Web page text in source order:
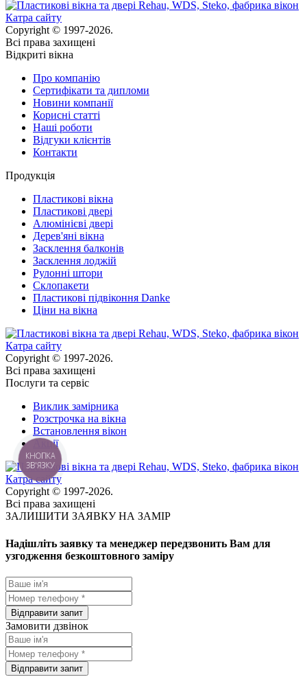
Катра сайту
Copyright © 1997-2026.
Всі права захищені
Відкриті вікна
Про компанію
Сертифікати та дипломи
Новини компанії
Корисні статті
Наші роботи
Відгуки клієнтів
Контакти
Продукція
Пластикові вікна
Пластикові двері
Алюмінієві двері
Дерев'яні вікна
Засклення балконів
Засклення лоджій
Рулонні штори
Склопакети
Пластикові підвіконня Danke
Ціни на вікна
Катра сайту
Copyright © 1997-2026.
Всі права захищені
Послуги та сервіс
Виклик замірника
Розстрочка на вікна
Встановлення вікон
Акції
Катра сайту
Copyright © 1997-2026.
Всі права захищені
ЗАЛИШИТИ ЗАЯВКУ НА ЗАМІР
Надішліть заявку та менеджер передзвонить Вам для
узгодження безкоштовного заміру
Замовити дзвінок
КНОПКА
ЗВ'ЯЗКУ